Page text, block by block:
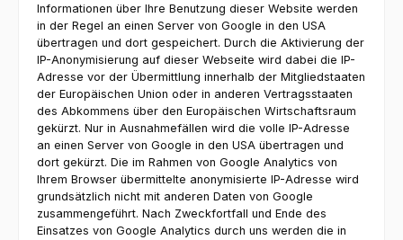
Informationen über Ihre Benutzung dieser Website werden
in der Regel an einen Server von Google in den USA
übertragen und dort gespeichert. Durch die Aktivierung der
IP-Anonymisierung auf dieser Webseite wird dabei die IP-
Adresse vor der Übermittlung innerhalb der Mitgliedstaaten
der Europäischen Union oder in anderen Vertragsstaaten
des Abkommens über den Europäischen Wirtschaftsraum
gekürzt. Nur in Ausnahmefällen wird die volle IP-Adresse
an einen Server von Google in den USA übertragen und
dort gekürzt. Die im Rahmen von Google Analytics von
Ihrem Browser übermittelte anonymisierte IP-Adresse wird
grundsätzlich nicht mit anderen Daten von Google
zusammengeführt. Nach Zweckfortfall und Ende des
Einsatzes von Google Analytics durch uns werden die in